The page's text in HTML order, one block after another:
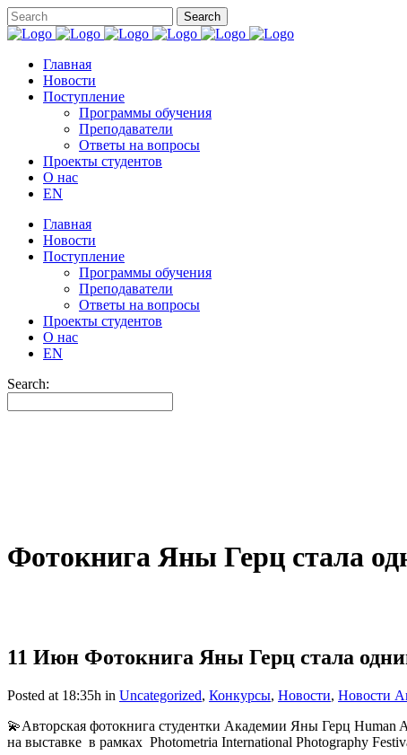
Главная
Новости
Поступление
Программы обучения
Преподаватели
Ответы на вопросы
Проекты студентов
О нас
EN
Главная
Новости
Поступление
Программы обучения
Преподаватели
Ответы на вопросы
Проекты студентов
О нас
EN
Search:
Фотокнига Яны Герц стала
11 Июн Фотокнига Яны Герц стала
Posted at 18:35h in Uncategorized, Конкурсы, Новости, Новости
💫Авторская фотокнига студентки Академии Яны Герц Human
на выставке в рамках Photometria International Photography